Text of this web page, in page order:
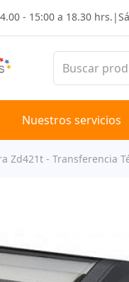
- 15:00 a 18.30 hrs. |
Nuestros servicios
Zd421t - Transferencia